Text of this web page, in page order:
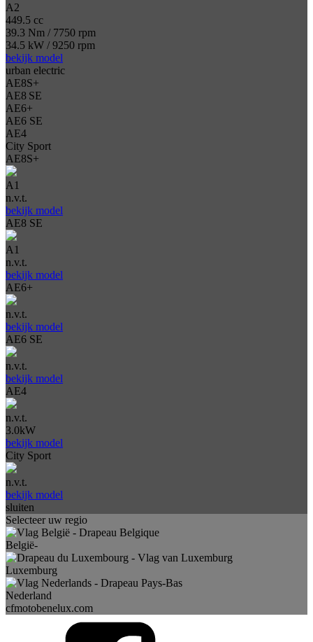
A2
449.5 cc
39.3 Nm / 7750 rpm
34.5 kW / 9250 rpm
bekijk model
urban electric
AE8S+
AE8 SE
AE6+
AE6 SE
AE4
City Sport
AE8S+
A1
n.v.t.
bekijk model
AE8 SE
A1
n.v.t.
bekijk model
AE6+
n.v.t.
bekijk model
AE6 SE
n.v.t.
bekijk model
AE4
n.v.t.
3.0kW
bekijk model
City Sport
n.v.t.
bekijk model
sluiten
Selecteer uw regio
België-
Luxemburg
Nederland
cfmotobenelux.com